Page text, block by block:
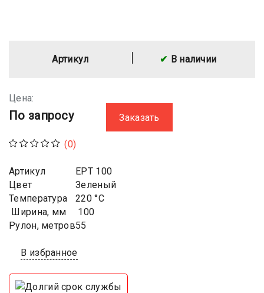
Артикул В наличии
Цена:
По запросу Заказать
(0)
Артикул
EPT 100
Цвет
Зеленый
Температура
220 °C
Ширина, мм
100
Рулон, метров55
В избранное